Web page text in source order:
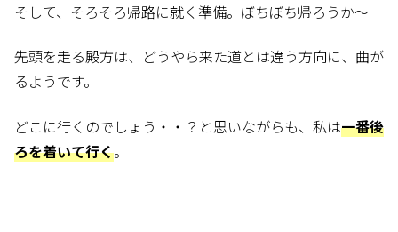
そして、そろそろ帰路に就く準備。ぼちぼち帰ろうか～
先頭を走る殿方は、どうやら来た道とは違う方向に、曲が
るようです。
どこに行くのでしょう・・？と思いながらも、私は一番後
ろを着いて行く。